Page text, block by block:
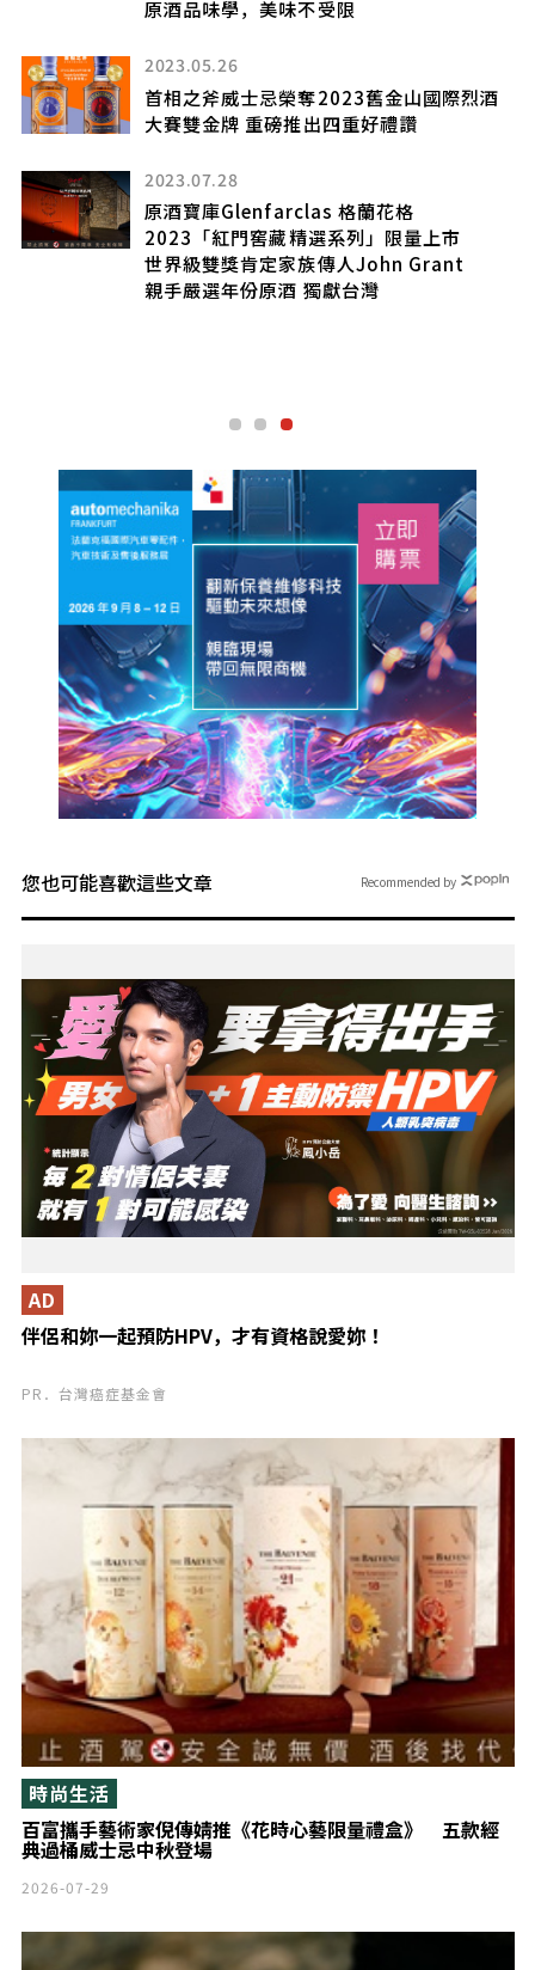
原酒品味學，美味不受限
2023.05.26
首相之斧威士忌榮奪2023舊金山國際烈酒
大賽雙金牌 重磅推出四重好禮讚
2023.07.28
原酒寶庫Glenfarclas 格蘭花格
2023「紅門窖藏精選系列」限量上市
世界級雙獎肯定家族傳人John Grant
親手嚴選年份原酒 獨獻台灣
您也可能喜歡這些文章
伴侶和妳一起預防HPV，才有資格說愛妳！
AD
PR．台灣癌症基金會
百富攜手藝術家倪傳婧推《花時心藝限量禮盒》 五款經
典過桶威士忌中秋登場
時尚生活
2026-07-29
Recommended by